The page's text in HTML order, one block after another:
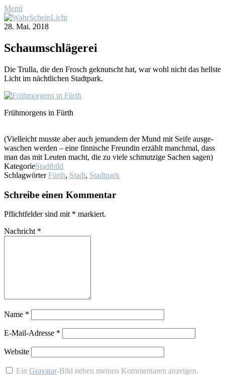
Menü
28. Mai. 2018
Schaum­schlä­ge­rei
Die Trul­la, die den Frosch ge­knutscht hat, war wohl nicht das hells­te
Licht im nächt­li­chen Stadt­park.
Früh­mor­gens in Fürth
(Viel­leicht muss­te aber auch je­man­dem der Mund mit Sei­fe aus­ge­
wa­schen wer­den – ei­ne fin­ni­sche Freun­din er­zählt manch­mal, dass
man das mit Leu­ten macht, die zu vie­le schmut­zi­ge Sa­chen sa­gen)
KategorieStadtbild
Schlagwörter Fürth, Stadt, Stadtpark
Schreibe einen Kommentar
Pflichtfelder sind mit * markiert.
Nachricht *
Name *
E-Mail-Adresse *
Website
EinGravatar-Bild neben meinen Kommentaren anzeigen.